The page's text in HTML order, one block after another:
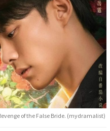
of the False Bride. (mydramalist)